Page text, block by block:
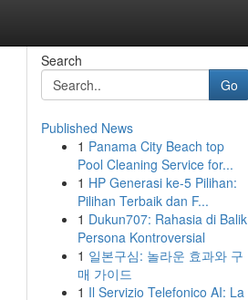
Search
Go
Published News
1 Panama City Beach top
Pool Cleaning Service for...
1 HP Generasi ke-5 Pilihan:
Pilihan Terbaik dan F...
1 Dukun707: Rahasia di Balik
Persona Kontroversial
1 일본구심: 놀라운 효과와 구
매 가이드
1 Il Servizio Telefonico AI: La